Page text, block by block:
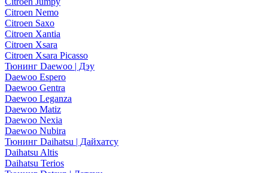
Citroen Nemo
Citroen Saxo
Citroen Xantia
Citroen Xsara
Citroen Xsara Picasso
Тюнинг Daewoo | Дэу
Daewoo Espero
Daewoo Gentra
Daewoo Leganza
Daewoo Matiz
Daewoo Nexia
Daewoo Nubira
Тюнинг Daihatsu | Дайхатсу
Daihatsu Altis
Daihatsu Terios